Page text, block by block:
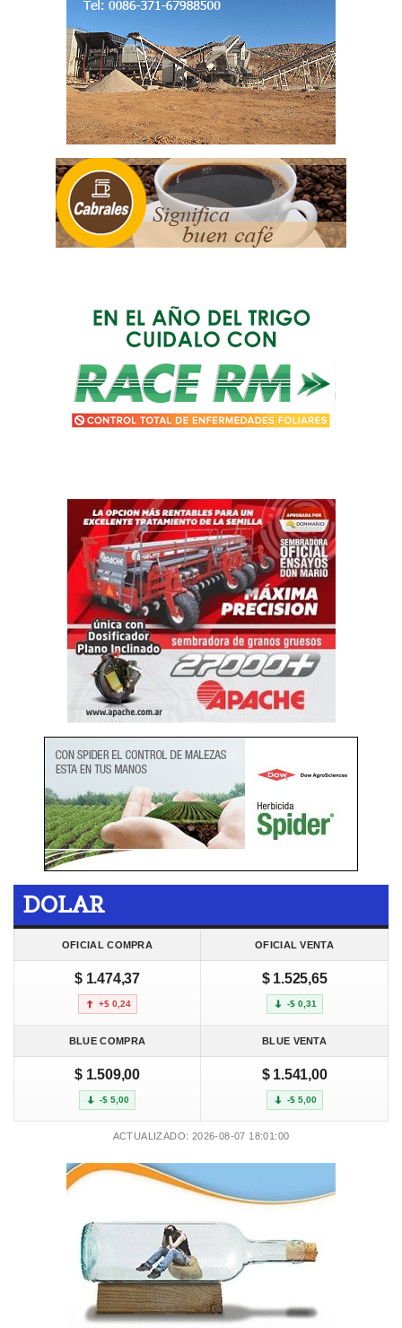
DOLAR
OFICIAL COMPRA OFICIAL VENTA
$ 1.474,37
+$ 0,24
$ 1.525,65
-$ 0,31
BLUE COMPRA BLUE VENTA
$ 1.509,00
-$ 5,00
$ 1.541,00
-$ 5,00
ACTUALIZADO: 2026-08-07 18:01:00